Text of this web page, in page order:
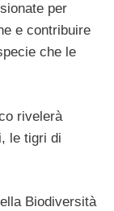
per
e contribuire
che le
rivelerà
le tigri di
Biodiversità